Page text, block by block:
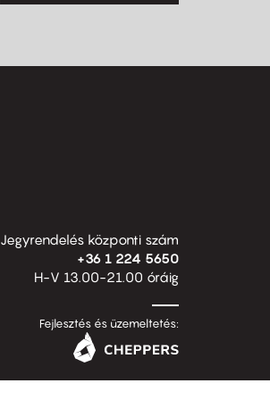
Jegyrendelés központi szám
+36 1 224 5650
H-V 13.00-21.00 óráig
Fejlesztés és üzemeltetés: